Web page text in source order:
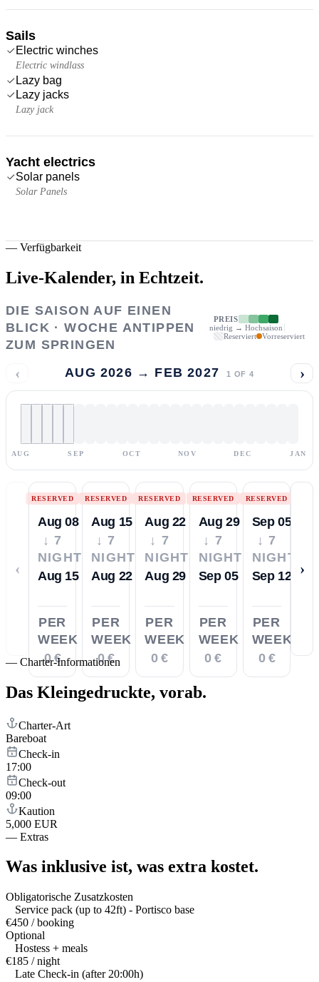
Sails
Electric winches
Electric windlass
Lazy bag
Lazy jacks
Lazy jack
Yacht electrics
Solar panels
Solar Panels
— Verfügbarkeit
Live-Kalender, in Echtzeit.
DIE SAISON AUF EINEN
BLICK · WOCHE ANTIPPEN
ZUM SPRINGEN
PREIS
niedrig → Hochsaison
Reserviert
Vorreserviert
‹ AUG 2026 → FEB 2027 1 OF 4 ›
AUG SEP OCT NOV DEC JAN
‹
RESERVED
Aug 08
↓ 7
NIGHTS
Aug 15
PER
WEEK
0 €
RESERVED
Aug 15
↓ 7
NIGHTS
Aug 22
PER
WEEK
0 €
RESERVED
Aug 22
↓ 7
NIGHTS
Aug 29
PER
WEEK
0 €
RESERVED
Aug 29
↓ 7
NIGHTS
Sep 05
PER
WEEK
0 €
RESERVED
Sep 05
↓ 7
NIGHTS
Sep 12
PER
WEEK
0 €
›
— Charter-Informationen
Das Kleingedruckte, vorab.
Charter-Art
Bareboat
Check-in
17:00
Check-out
09:00
Kaution
5,000 EUR
— Extras
Was inklusive ist, was extra kostet.
Obligatorische Zusatzkosten
Service pack (up to 42ft) - Portisco base
€450 / booking
Optional
Hostess + meals
€185 / night
Late Check-in (after 20:00h)